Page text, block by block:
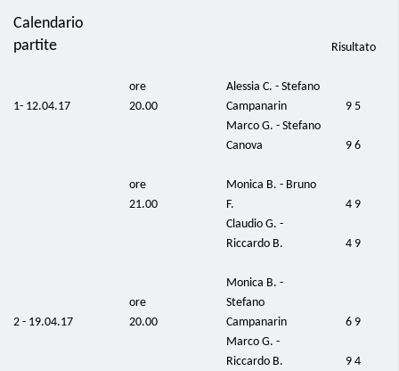
Calendario
partite
Risultato
1- 12.04.17
ore
20.00
Alessia C. - Stefano
Campanarin
9 5
Marco G. - Stefano
Canova
9 6
ore
21.00
Monica B. - Bruno
F.
4 9
Claudio G. -
Riccardo B.
4 9
2 - 19.04.17
ore
20.00
Monica B. -
Stefano
Campanarin
6 9
Marco G. -
Riccardo B.
9 4